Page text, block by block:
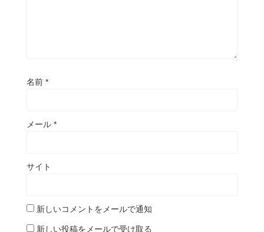
名前 *
メール *
サイト
新しいコメントをメールで通知
新しい投稿をメールで受け取る